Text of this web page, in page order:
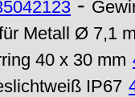
Metall Ø 7,1
40 x 30 mm
IP67